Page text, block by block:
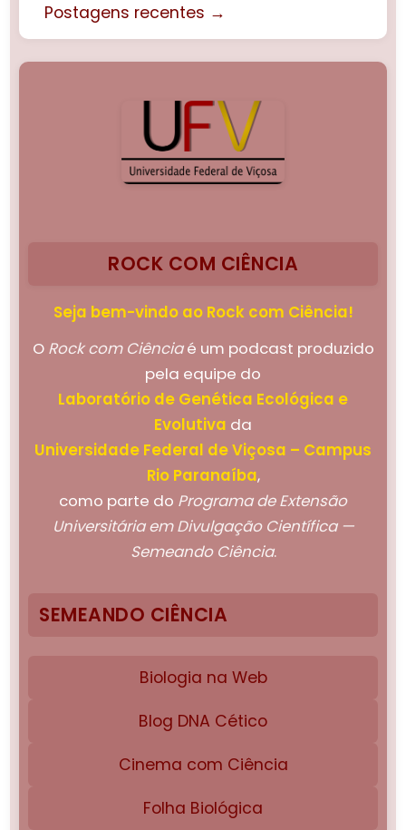
Postagens recentes →
ROCK COM CIÊNCIA
Seja bem-vindo ao Rock com Ciência!
O Rock com Ciênciaé um podcast produzido
pela equipe do
Laboratório de Genética Ecológica e
Evolutiva da
Universidade Federal de Viçosa – Campus
Rio Paranaíba,
como parte do Programa de Extensão
Universitária em Divulgação Científica —
Semeando Ciência.
SEMEANDO CIÊNCIA
Biologia na Web
Blog DNA Cético
Cinema com Ciência
Folha Biológica